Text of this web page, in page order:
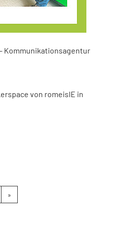
Kommunikationsagentur
von romeisIE in
»